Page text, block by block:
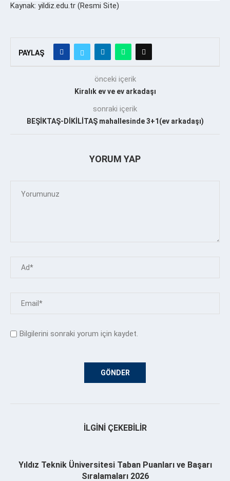
Kaynak: yildiz.edu.tr (Resmi Site)
PAYLAŞ
önceki içerik
Kiralık ev ve ev arkadaşı
sonraki içerik
BEŞİKTAŞ-DİKİLİTAŞ mahallesinde 3+1(ev arkadaşı)
YORUM YAP
Bilgilerini sonraki yorum için kaydet.
İLGINI ÇEKEBILIR
Yıldız Teknik Üniversitesi Taban Puanları ve Başarı
Sıralamaları 2026